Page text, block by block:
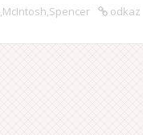
,McIntosh,Spencer odkaz